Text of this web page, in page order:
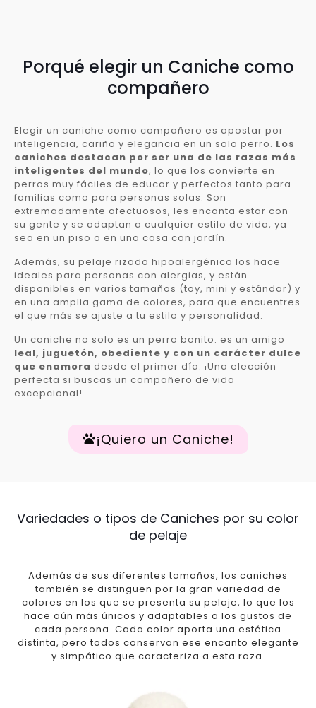
Porqué elegir un Caniche como
compañero
Elegir un caniche como compañero es apostar por
inteligencia, cariño y elegancia en un solo perro. Los
caniches destacan por ser una de las razas más
inteligentes del mundo, lo que los convierte en
perros muy fáciles de educar y perfectos tanto para
familias como para personas solas. Son
extremadamente afectuosos, les encanta estar con
su gente y se adaptan a cualquier estilo de vida, ya
sea en un piso o en una casa con jardín.
Además, su pelaje rizado hipoalergénico los hace
ideales para personas con alergias, y están
disponibles en varios tamaños (toy, mini y estándar) y
en una amplia gama de colores, para que encuentres
el que más se ajuste a tu estilo y personalidad.
Un caniche no solo es un perro bonito: es un amigo
leal, juguetón, obediente y con un carácter dulce
que enamora desde el primer día. ¡Una elección
perfecta si buscas un compañero de vida
excepcional!
¡Quiero un Caniche!
Variedades o tipos de Caniches por su color
de pelaje
Además de sus diferentes tamaños, los caniches
también se distinguen por la gran variedad de
colores en los que se presenta su pelaje, lo que los
hace aún más únicos y adaptables a los gustos de
cada persona. Cada color aporta una estética
distinta, pero todos conservan ese encanto elegante
y simpático que caracteriza a esta raza.